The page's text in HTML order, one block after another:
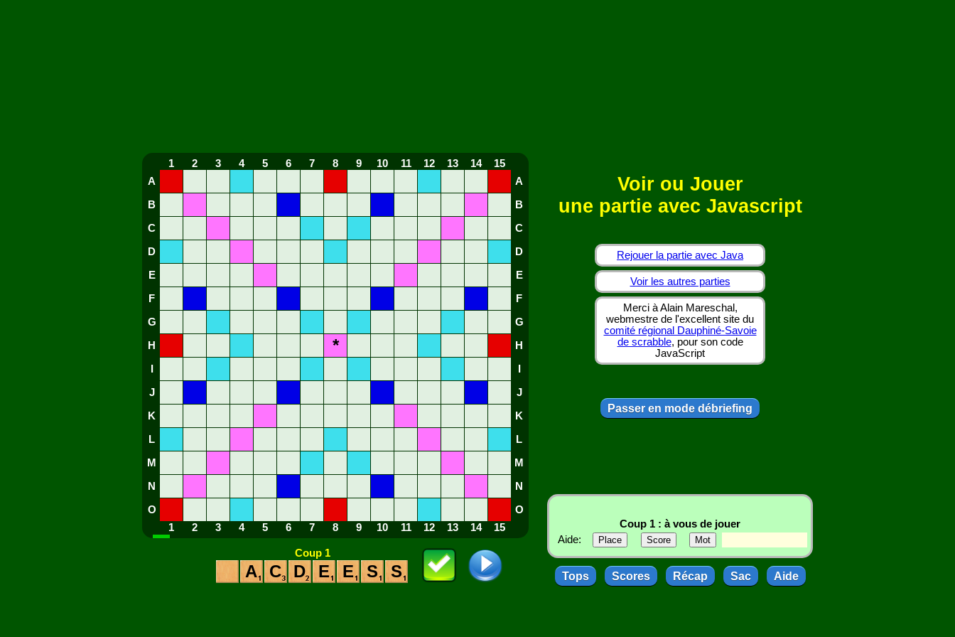
1 2 3 4 5 6 7 8 9 10 11 12 13 14
15
A
A
B B
C C
D D
E E
F F
G G
H * H
J J
K K
L L
M M
N N
O
O
1
2 3 4 5 6 7 8 9 10 11 12 13 14 15
Coup 1
A C D E E S S
Voir ou Jouer
une partie avec Javascript
Rejouer la partie avec Java
Voir les autres parties
Merci à Alain Mareschal,
webmestre de l'excellent site du
comité régional Dauphiné-Savoie
de scrabble, pour son code
JavaScript
Passer en mode débriefing
Coup 1 : à vous de jouer
Aide:
Tops Scores Récap Sac Aide